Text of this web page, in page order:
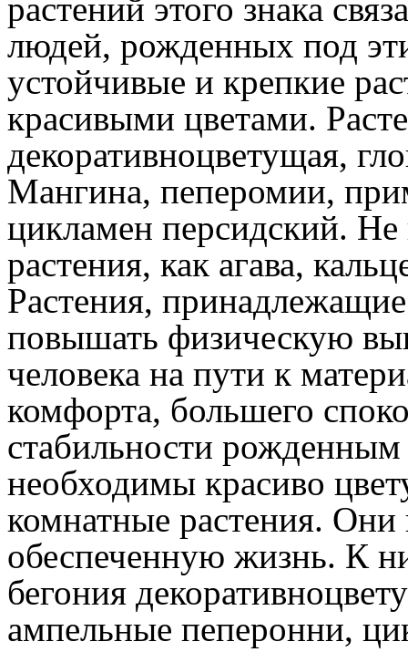
растений этого знака
людей, рожденных под
устойчивые и крепкие
красивыми цветами.
декоративноцветущая,
Мангина, пеперомии,
цикламен персидский. Не
растения, как агава,
Растения,
повышать физическую
человека на пути к
комфорта, большего
стабильности
необходимы красиво
комнатные растения. Они
обеспеченную жизнь. К
бегония
ампельные пеперонни,